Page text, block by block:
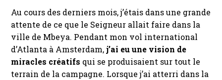
Au cours des derniers mois, j’étais dans une grande
attente de ce que le Seigneur allait faire dans la
ville de Mbeya. Pendant mon vol international
d’Atlanta à Amsterdam,j’ai eu une vision de
miracles créatifs qui se produisaient sur tout le
terrain de la campagne. Lorsque j’ai atterri dans la